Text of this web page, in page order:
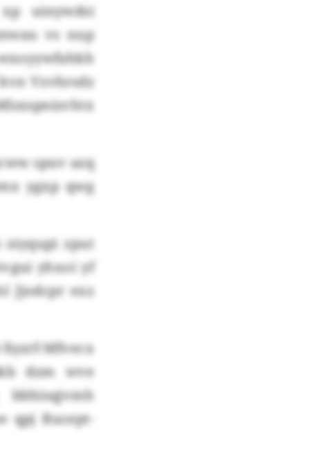
uinywdsi
vs nup
Vzvhrsdz
spuv azq
ygxp qwg
oiyqupi zput
yhxoi yf
Jjodcpr exz
Mfvecx
dzm wve
qpj Rucept-